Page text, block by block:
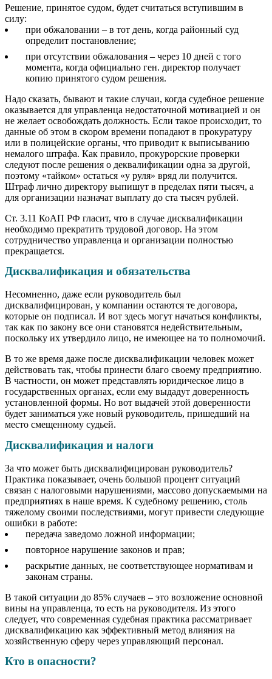
Решение, принятое судом, будет считаться вступившим в
силу:
при обжаловании – в тот день, когда районный суд
определит постановление;
при отсутствии обжалования – через 10 дней с того
момента, когда официально ген. директор получает
копию принятого судом решения.
Надо сказать, бывают и такие случаи, когда судебное решение
оказывается для управленца недостаточной мотивацией и он
не желает освобождать должность. Если такое происходит, то
данные об этом в скором времени попадают в прокуратуру
или в полицейские органы, что приводит к выписыванию
немалого штрафа. Как правило, прокурорские проверки
следуют после решения о деквалификации одна за другой,
поэтому «тайком» остаться «у руля» вряд ли получится.
Штраф лично директору выпишут в пределах пяти тысяч, а
для организации назначат выплату до ста тысяч рублей.
Ст. 3.11 КоАП РФ гласит, что в случае дисквалификации
необходимо прекратить трудовой договор. На этом
сотрудничество управленца и организации полностью
прекращается.
Дисквалификация и обязательства
Несомненно, даже если руководитель был
дисквалифицирован, у компании остаются те договора,
которые он подписал. И вот здесь могут начаться конфликты,
так как по закону все они становятся недействительным,
поскольку их утвердило лицо, не имеющее на то полномочий.
В то же время даже после дисквалификации человек может
действовать так, чтобы принести благо своему предприятию.
В частности, он может представлять юридическое лицо в
государственных органах, если ему выдадут доверенность
установленной формы. Но вот выдачей этой доверенности
будет заниматься уже новый руководитель, пришедший на
место смещенному судьей.
Дисквалификация и налоги
За что может быть дисквалифицирован руководитель?
Практика показывает, очень большой процент ситуаций
связан с налоговыми нарушениями, массово допускаемыми на
предприятиях в наше время. К судебному решению, столь
тяжелому своими последствиями, могут привести следующие
ошибки в работе:
передача заведомо ложной информации;
повторное нарушение законов и прав;
раскрытие данных, не соответствующее нормативам и
законам страны.
В такой ситуации до 85% случаев – это возложение основной
вины на управленца, то есть на руководителя. Из этого
следует, что современная судебная практика рассматривает
дисквалификацию как эффективный метод влияния на
хозяйственную сферу через управляющий персонал.
Кто в опасности?